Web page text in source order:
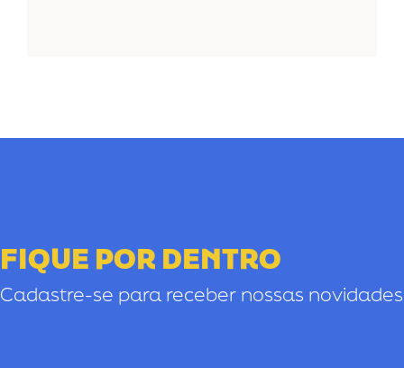
FIQUE POR DENTRO
Cadastre-se para receber nossas novidades